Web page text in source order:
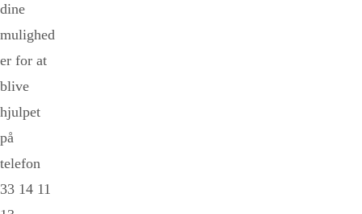
dine
mulighed
er for at
blive
hjulpet
på
telefon
33 14 11